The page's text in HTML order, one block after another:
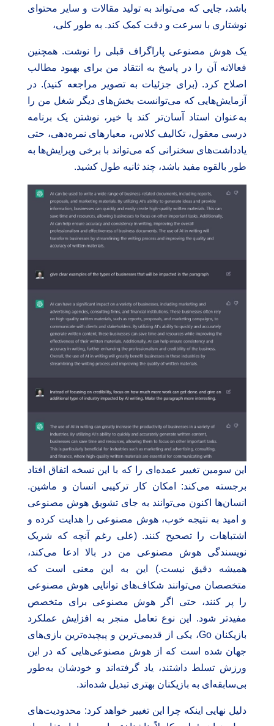
باشد، جایی که می‌تواند به تولید مقالات و سایر محتوای
نوشتاری با سرعت و دقت کمک کند. به طور کلی،
یک هوش مصنوعی پاراگراف قبلی را نوشت. همچنین
فعالانه آن را در پاسخ به انتقاد من برای بهبود مطالب
اصلاح کرد. (برای جزئیات به تصویر مراجعه کنید). در
آزمایش‌هایی که می‌توانست بخش‌های دیگر شغل من را
به‌عنوان استاد آسان‌تر کند یا خیر، نوشتن یک برنامه
درسی معقول، تکالیف کلاس، معیارهای نمره‌دهی، حتی
یادداشت‌های سخنرانی که می‌تواند با برخی ویرایش‌ها به
طور بالقوه مفید باشد، چند ثانیه طول کشید.
این سومین تغییر عمده‌ای را که با این نسخه اتفاق افتاد
برجسته می‌کند: امکان کار ترکیبی انسان و ماشین.
انسان‌ها اکنون می‌توانند به جای تشویق هوش مصنوعی
و امید به نتیجه خوب، هوش مصنوعی را هدایت کرده و
اشتباهات را تصحیح کنند. (علی رغم آنچه که شریک
نویسندگی هوش مصنوعی من در بالا ادعا می‌کند،
همیشه دقیق نیست.) این به این معنی است که
متخصصان می‌توانند شکاف‌های توانایی هوش مصنوعی
را پر کنند، حتی اگر هوش مصنوعی برای متخصص
مفیدتر شود. این نوع تعامل منجر به افزایش عملکرد
بازیکنان Go، یکی از قدیمی‌ترین و پیچیده‌ترین بازی‌های
جهان شده است که از هوش مصنوعی‌هایی که در این
ورزش تسلط داشتند، یاد گرفته‌اند و خودشان به‌طور
بی‌سابقه‌ای به بازیکنان بهتری تبدیل شده‌اند.
دلیل نهایی اینکه چرا این تغییر خواهد کرد: محدودیت‌های